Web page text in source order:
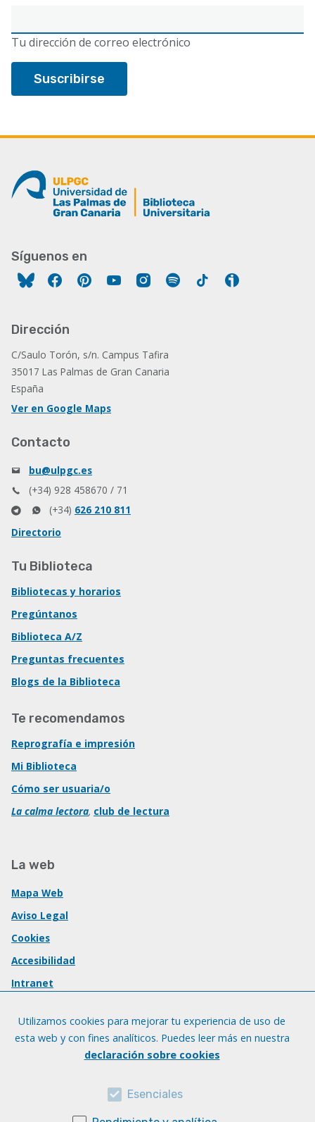
electrónico
Tu dirección de correo electrónico
Síguenos en
FacebookPinterestYouTubeInstagram
Spotify Tiktok
Dirección
C/Saulo Torón, s/n. Campus Tafira
35017 Las Palmas de Gran Canaria
España
Ver en Google Maps
Contacto
bu@ulpgc.es
(+34) 928 458670 / 71
(+34) 626 210 811
Directorio
Tu Biblioteca
Bibliotecas y horarios
Pregúntanos
Biblioteca A/Z
Preguntas frecuentes
Blogs de la Biblioteca
Te recomendamos
Reprografía e impresión
Mi Biblioteca
Cómo ser usuaria/o
La calma lectora, club de lectura
La web
Mapa Web
Aviso Legal
Cookies
Accesibilidad
Intranet
Utilizamos cookies para mejorar tu experiencia de uso de
esta web y con fines analíticos. Puedes leer más en nuestra
declaración sobre cookies
Esenciales